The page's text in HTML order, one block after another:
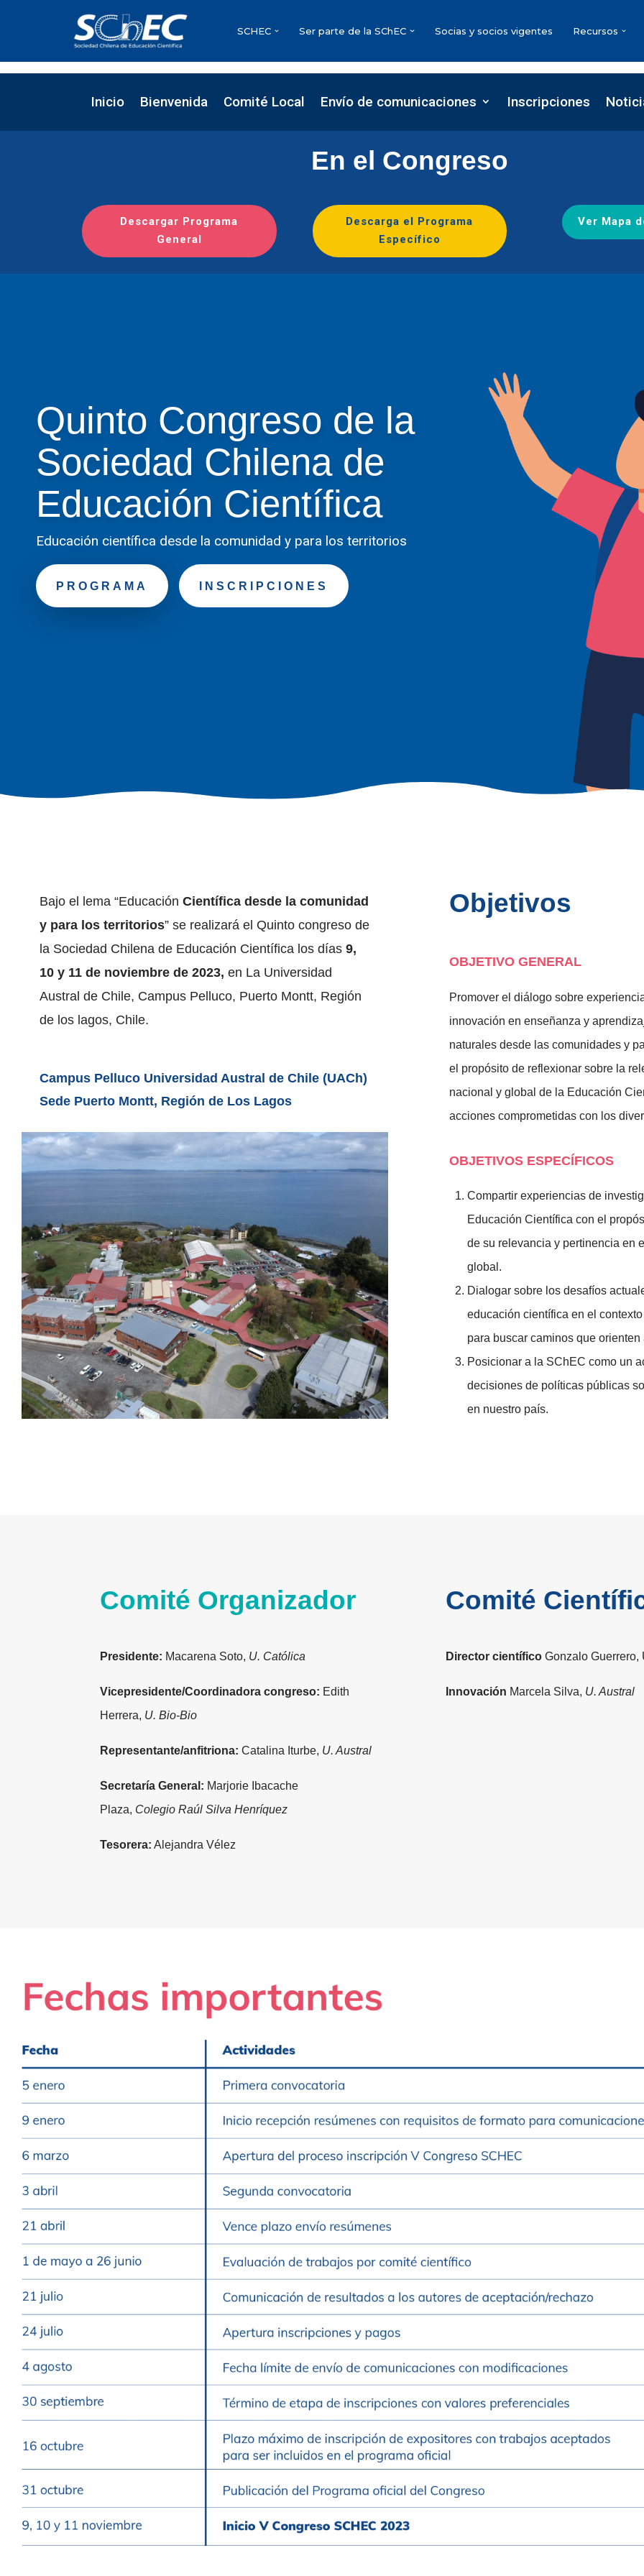
contenido
SCHEC Ser parte de la SChEC Socias y socios vigentes Recursos
Inicio Bienvenida Comité Local Envío de comunicaciones Inscripciones
En el Congreso
Descargar Programa
General
Descarga el Programa
Específico
Ver Mapa
Quinto Congreso de la
Sociedad Chilena de
Educación Científica
Educación científica desde la comunidad y para los territorios
PROGRAMA INSCRIPCIONES
Bajo el lema “Educación Científica desde la comunidad
y para los territorios” se realizará el Quinto congreso de
la Sociedad Chilena de Educación Científica los días 9,
10 y 11 de noviembre de 2023, en La Universidad
Austral de Chile, Campus Pelluco, Puerto Montt, Región
de los lagos, Chile.
Campus Pelluco Universidad Austral de Chile (UACh)
Sede Puerto Montt, Región de Los Lagos
Objetivos
OBJETIVO GENERAL
Promover el diálogo sobre
innovación en enseñanza y
naturales desde las comunidades y
el propósito de reflexionar sobre la
nacional y global de la Educación
acciones comprometidas con los
OBJETIVOS ESPECÍFICOS
Compartir experiencias de
Educación Científica con el
de su relevancia y pertinencia en
global.
Dialogar sobre los desafíos
educación científica en el
para buscar caminos que
Posicionar a la SChEC como un
decisiones de políticas públicas
en nuestro país.
Comité Organizador
Presidente: Macarena Soto, U. Católica
Vicepresidente/Coordinadora congreso: Edith
Herrera, U. Bio-Bio
Representante/anfitriona: Catalina Iturbe, U. Austral
Secretaría General: Marjorie Ibacache
Plaza, Colegio Raúl Silva Henríquez
Tesorera: Alejandra Vélez
Comité
Director científico Gonzalo Guerrero,
Innovación Marcela Silva, U. Austral